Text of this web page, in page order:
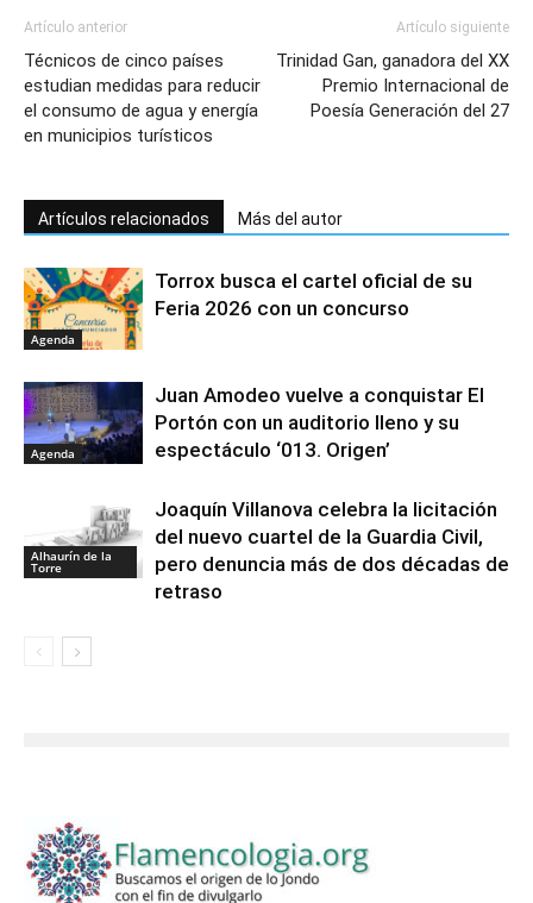
Artículo anterior
Técnicos de cinco países
estudian medidas para reducir
el consumo de agua y energía
en municipios turísticos
Artículo siguiente
Trinidad Gan, ganadora del XX
Premio Internacional de
Poesía Generación del 27
Artículos relacionados Más del autor
Agenda
Torrox busca el cartel oficial de su
Feria 2026 con un concurso
Agenda
Juan Amodeo vuelve a conquistar El
Portón con un auditorio lleno y su
espectáculo ‘013. Origen’
Alhaurín de la
Torre
Joaquín Villanova celebra la licitación
del nuevo cuartel de la Guardia Civil,
pero denuncia más de dos décadas de
retraso